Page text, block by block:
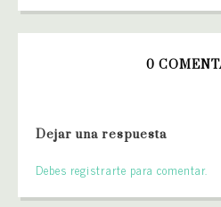
0
Dejar una respuesta
Debes registrarte para comentar.